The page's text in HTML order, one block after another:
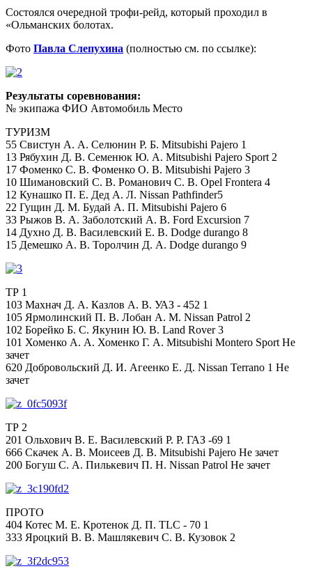
Состоялся очередной трофи-рейд, который проходил в
«Ольманских болотах.
Фото Павла Слепухина (полностью см. по ссылке):
Результаты соревнования:
№ экипажа ФИО Автомобиль Место
ТУРИЗМ
55 Свистун А. А. Селюнин Р. Б. Mitsubishi Pajero 1
13 Рябухин Д. В. Семенюк Ю. А. Mitsubishi Pajero Sport 2
17 Фоменко С. В. Фоменко О. В. Mitsubishi Pajero 3
10 Шимановский С. В. Романович С. В. Opel Frontera 4
12 Кунашко П. Е. Дед А. Л. Nissan Pathfinder5
22 Гущин Д. М. Будай А. П. Mitsubishi Pajero 6
33 Рыжов В. А. Заболотский А. В. Ford Excursion 7
14 Духно Д. В. Василевский Е. В. Dodge durango 8
15 Демешко А. В. Торолчин Д. А. Dodge durango 9
ТР 1
103 Махнач Д. А. Казлов А. В. УАЗ - 452 1
105 Ярмолинский П. В. Лобан А. М. Nissan Patrol 2
102 Борейко Б. С. Якунин Ю. В. Land Rover 3
101 Хоменко А. А. Хоменко Г. А. Mitsubishi Montero Sport Не
зачет
620 Добровольский Д. И. Агеенко Е. Д. Nissan Terrano 1 Не
зачет
ТР 2
201 Ольхович В. Е. Василевский Р. Р. ГАЗ -69 1
666 Скачек А. В. Моисеев Д. В. Mitsubishi Pajero Не зачет
200 Богуш С. А. Пилькевич П. Н. Nissan Patrol Не зачет
ПРОТО
404 Котес М. Е. Кротенок Д. П. TLC - 70 1
333 Яроцкий В. В. Машлякевич С. В. Кузовок 2